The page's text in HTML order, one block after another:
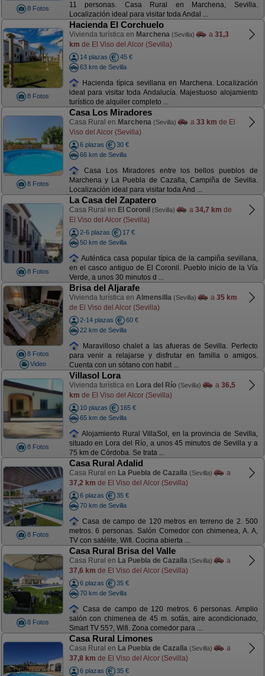
8 Fotos
11 personas. Casa Rural en Marchena, Sevilla.
Localización ideal para visitar toda Andal ...
8 Fotos
Hacienda El Corchuelo
Vivienda turística en Marchena (Sevilla) a 31,3
km de El Viso del Alcor (Sevilla)
14 plazas
45 €
63 km de Sevilla
Hacienda típica sevillana en Marchena. Localización
ideal para visitar toda Andalucía. Majestuoso alojamiento
turístico de alquiler completo ...
8 Fotos
Casa Los Miradores
Casa Rural en Marchena (Sevilla) a 33 km de El
Viso del Alcor (Sevilla)
6 plazas
30 €
66 km de Sevilla
Casa Los Miradores entre los bellos pueblos de
Marchena y La Puebla de Cazalla, Campiña de Sevilla.
Localización ideal para visitar toda And ...
8 Fotos
La Casa del Zapatero
Casa Rural en El Coronil (Sevilla) a 34,7 km de
El Viso del Alcor (Sevilla)
2-6 plazas
17 €
50 km de Sevilla
Auténtica casa popular típica de la campiña sevillana,
en el casco antiguo de El Coronil. Pueblo inicio de la Vía
Verde, a unos 30 minutos d ...
8 Fotos
Video
Brisa del Aljarafe
Vivienda turística en Almensilla (Sevilla) a 35 km
de El Viso del Alcor (Sevilla)
2-14 plazas
60 €
22 km de Sevilla
Maravilloso chalet a las afueras de Sevilla. Perfecto
para venir a relajarse y disfrutar en familia o amigos.
Cuenta con un sótano con habit ...
8 Fotos
Villasol Lora
Vivienda turística en Lora del Río (Sevilla) a 36,5
km de El Viso del Alcor (Sevilla)
10 plazas
165 €
65 km de Sevilla
Alojamiento Rural VillaSol, en la provincia de Sevilla,
situado en Lora del Río, a unos 45 minutos de Sevilla y a
75 km de Córdoba. Se trata ...
8 Fotos
Casa Rural Adalid
Casa Rural en La Puebla de Cazalla (Sevilla)
a
37,2 km de El Viso del Alcor (Sevilla)
6 plazas
35 €
70 km de Sevilla
Casa de campo de 120 metros en terreno de 2. 500
metros. 6 personas. Salón Comedor con chimenea, A. A,
TV con satélite, Wifi. Cocina abierta ...
8 Fotos
Casa Rural Brisa del Valle
Casa Rural en La Puebla de Cazalla (Sevilla)
a
37,6 km de El Viso del Alcor (Sevilla)
6 plazas
35 €
70 km de Sevilla
Casa de campo de 120 metros. 6 personas. Amplio
salón con chimenea de 45 m. sofás, aire acondicionado,
Smart TV 55?, Wifi. Zona comedor para ...
Casa Rural Limones
Casa Rural en La Puebla de Cazalla (Sevilla)
a
37,8 km de El Viso del Alcor (Sevilla)
6 plazas
35 €